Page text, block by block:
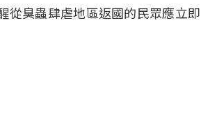
從臭蟲肆虐地區返國的民眾應立即